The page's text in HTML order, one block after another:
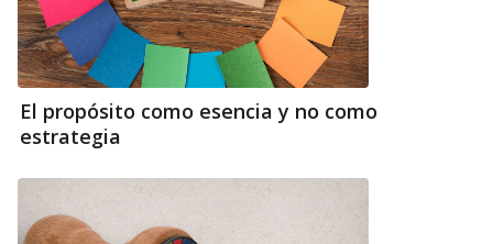
El propósito como esencia y no como
estrategia